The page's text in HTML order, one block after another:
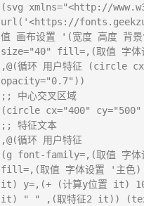
(svg xmlns="<http://
url('<https://
值 画布设置 '(宽度 高度
size="40" fill=,(取值 字体
,@(循环 用户特征 (circle
opacity="0.7"))
;; 中心交叉区域
(circle cx="400"
;; 特征文本
,@(循环 用户特征
(g font-family=,(取值 字
fill=,(取值 字体设置 '主
it) y=,(+ (计算y位置 it)
it) " " ,(取特征2 it)) (text